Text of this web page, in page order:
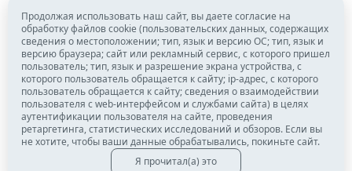
Продолжая использовать наш сайт, вы даете согласие на
обработку файлов cookie (пользовательских данных, содержащих
сведения о местоположении; тип, язык и версию ОС; тип, язык и
версию браузера; сайт или рекламный сервис, с которого пришел
пользователь; тип, язык и разрешение экрана устройства, с
которого пользователь обращается к сайту; ip-адрес, с которого
пользователь обращается к сайту; сведения о взаимодействии
пользователя с web-интерфейсом и службами сайта) в целях
аутентификации пользователя на сайте, проведения
ретаргетинга, статистических исследований и обзоров. Если вы
не хотите, чтобы ваши данные обрабатывались, покиньте сайт.
Я прочитал(а) это